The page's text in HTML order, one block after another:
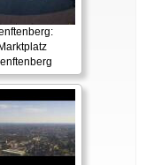
Marktplatz